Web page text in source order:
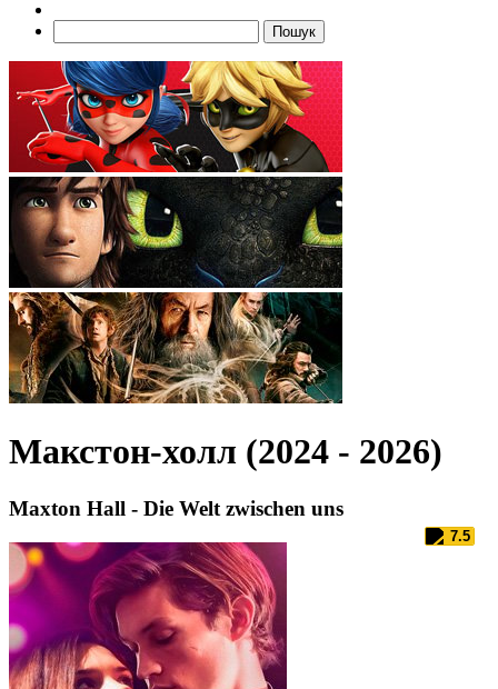
Пошук
Макстон-холл (2024 - 2026)
Maxton Hall - Die Welt zwischen uns
7.5